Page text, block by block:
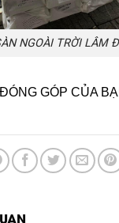
NGOÀI TRỜI LÂM
GÓP CỦA